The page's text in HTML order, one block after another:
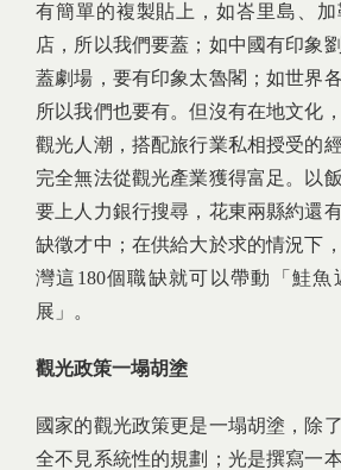
有簡單的複製貼上，如峇里島、
店，所以我們要蓋；如中國有印象
蓋劇場，要有印象太魯閣；如世界
所以我們也要有。但沒有在地文化
觀光人潮，搭配旅行業私相授受的
完全無法從觀光產業獲得富足。以
要上人力銀行搜尋，花東兩縣約還
缺徵才中；在供給大於求的情況下
灣這180個職缺就可以帶動「鮭魚
展」。
觀光政策一塌胡塗
國家的觀光政策更是一塌胡塗，除
全不見系統性的規劃；光是撰寫一